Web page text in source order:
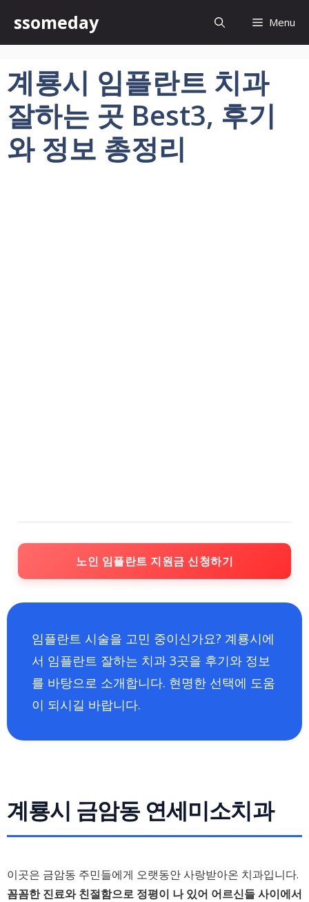
츠
건
너
뛰
ssomeday Menu
계룡시 임플란트 치과
잘하는 곳 Best3, 후기
와 정보 총정리
노인 임플란트 지원금 신청하기
임플란트 시술을 고민 중이신가요? 계룡시에
서 임플란트 잘하는 치과 3곳을 후기와 정보
를 바탕으로 소개합니다. 현명한 선택에 도움
이 되시길 바랍니다.
계룡시 금암동 연세미소치과
이곳은 금암동 주민들에게 오랫동안 사랑받아온 치과입니다.
꼼꼼한 진료와 친절함으로 정평이 나 있어 어르신들 사이에서